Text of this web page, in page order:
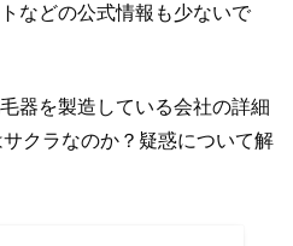
などの公式情報も少ないで
器を製造している会社の詳細
クラなのか？疑惑について解